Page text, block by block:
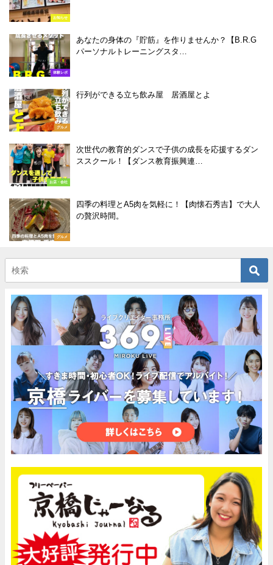
お知らせ
体験レポ
あなたの身体の『貯筋』を作りませんか？【B.R.G
パーソナルトレーニングスタ…
グルメ
行列ができる立ち飲み屋 居酒屋とよ
お店・会社
次世代の教育的ダンスで子供の成長を応援するダン
ススクール！【ダンス教育振興連…
グルメ
四季の料理とA5肉を気軽に！【肉懐石秀吉】で大人
の贅沢時間。